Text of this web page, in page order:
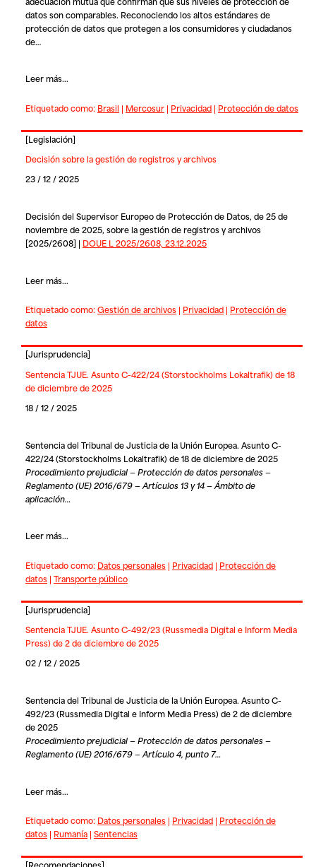
datos son comparables. Reconociendo los altos estándares de
protección de datos que protegen a los consumidores y ciudadanos
de…
Leer más...
Etiquetado como: Brasil | Mercosur| Privacidad| Protección de datos
[Legislación]
Decisión sobre la gestión de registros y archivos
23 / 12 / 2025
Decisión del Supervisor Europeo de Protección de Datos, de 25 de
noviembre de 2025, sobre la gestión de registros y archivos
[2025/2608] | DOUE L 2025/2608, 23.12.2025
Leer más...
Etiquetado como:Gestión de archivos| Privacidad| Protección de
datos
[Jurisprudencia]
Sentencia TJUE. Asunto C-422/24 (Storstockholms Lokaltrafik) de 18
de diciembre de 2025
18 / 12 / 2025
Sentencia del Tribunal de Justicia de la Unión Europea. Asunto C-
422/24 (Storstockholms Lokaltrafik) de 18 de diciembre de 2025
Procedimiento prejudicial — Protección de datos personales —
Reglamento (UE) 2016/679 — Artículos 13 y 14 — Ámbito de
aplicación…
Leer más...
Etiquetado como: Datos personales| Privacidad| Protección de
datos| Transporte público
[Jurisprudencia]
Sentencia TJUE. Asunto C-492/23 (Russmedia Digital e Inform Media
Press) de 2 de diciembre de 2025
02 / 12 / 2025
Sentencia del Tribunal de Justicia de la Unión Europea. Asunto C-
492/23 (Russmedia Digital e Inform Media Press) de 2 de diciembre
de 2025
Procedimiento prejudicial — Protección de datos personales —
Reglamento (UE) 2016/679 — Artículo 4, punto 7…
Leer más...
Etiquetado como: Datos personales| Privacidad| Protección de
datos| Rumanía| Sentencias